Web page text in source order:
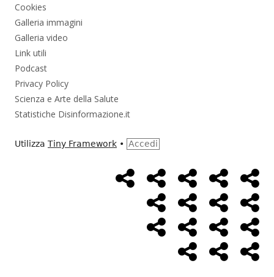
Cookies
Galleria immagini
Galleria video
Link utili
Podcast
Privacy Policy
Scienza e Arte della Salute
Statistiche Disinformazione.it
Utilizza Tiny Framework • Accedi
MenùHome
Page
Alimentazione
AmbienteBambini
Cancro ControlloEconomia
FarmaciMassoneriaNWO
Salute Storia